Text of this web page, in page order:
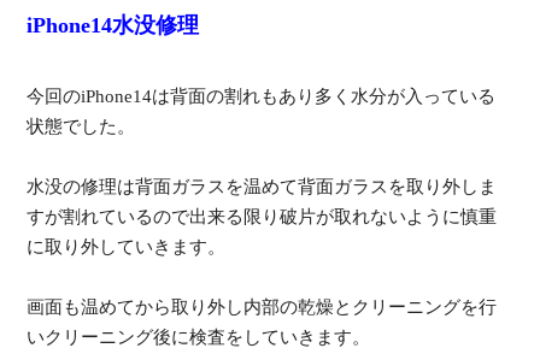
iPhone14水没修理
今回のiPhone14は背面の割れもあり多く水分が入っている
状態でした。
水没の修理は背面ガラスを温めて背面ガラスを取り外しま
すが割れているので出来る限り破片が取れないように慎重
に取り外していきます。
画面も温めてから取り外し内部の乾燥とクリーニングを行
いクリーニング後に検査をしていきます。